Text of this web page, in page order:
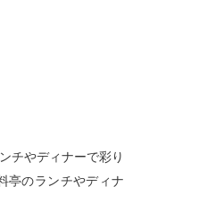
チやディナーで彩り
亭のランチやディナ